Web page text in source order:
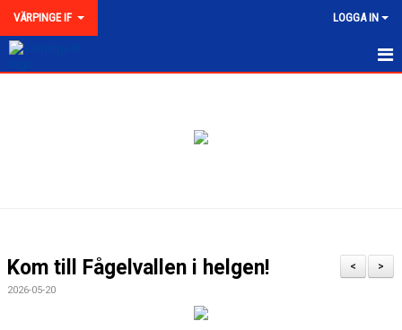
VÄRPINGE IF LOGGA IN
KLUBBKOLLEKTION
>
<
Kom till Fågelvallen i helgen!
2026-05-20